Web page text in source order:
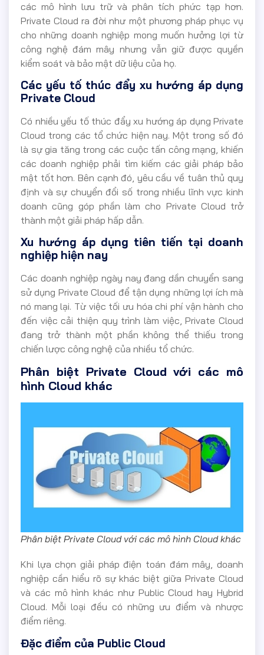
các mô hình lưu trữ và phân tích phức tạp hơn.
Private Cloud ra đời như một phương pháp phục vụ
cho những doanh nghiệp mong muốn hưởng lợi từ
công nghệ đám mây nhưng vẫn giữ được quyền
kiểm soát và bảo mật dữ liệu của họ.
Các yếu tố thúc đẩy xu hướng áp dụng
Private Cloud
Có nhiều yếu tố thúc đẩy xu hướng áp dụng Private
Cloud trong các tổ chức hiện nay. Một trong số đó
là sự gia tăng trong các cuộc tấn công mạng, khiến
các doanh nghiệp phải tìm kiếm các giải pháp bảo
mật tốt hơn. Bên cạnh đó, yêu cầu về tuân thủ quy
định và sự chuyển đổi số trong nhiều lĩnh vực kinh
doanh cũng góp phần làm cho Private Cloud trở
thành một giải pháp hấp dẫn.
Xu hướng áp dụng tiên tiến tại doanh
nghiệp hiện nay
Các doanh nghiệp ngày nay đang dần chuyển sang
sử dụng Private Cloud để tận dụng những lợi ích mà
nó mang lại. Từ việc tối ưu hóa chi phí vận hành cho
đến việc cải thiện quy trình làm việc, Private Cloud
đang trở thành một phần không thể thiếu trong
chiến lược công nghệ của nhiều tổ chức.
Phân biệt Private Cloud với các mô
hình Cloud khác
Phân biệt Private Cloud với các mô hình Cloud khác
Khi lựa chọn giải pháp điện toán đám mây, doanh
nghiệp cần hiểu rõ sự khác biệt giữa Private Cloud
và các mô hình khác như Public Cloud hay Hybrid
Cloud. Mỗi loại đều có những ưu điểm và nhược
điểm riêng.
Đặc điểm của Public Cloud